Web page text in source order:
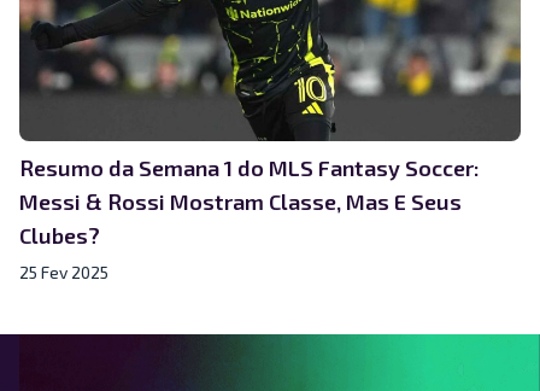
Resumo da Semana 1 do MLS Fantasy Soccer:
Messi & Rossi Mostram Classe, Mas E Seus
Clubes?
25 Fev 2025